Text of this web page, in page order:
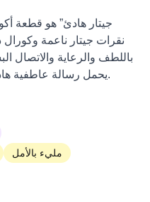
نقرات جيتار ناعمة
باللطف والرعاية والاتصال
يحمل رسالة عاطفية هادئة. متوفر على جميع منصات البث.
مليء بالأمل